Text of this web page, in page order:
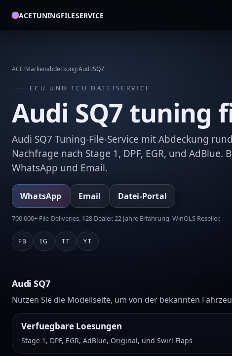
ACETUNINGFILESERVICE
ACE/Markenabdeckung/Audi/SQ7
ECU UND TCU DATEISERVICE
Audi SQ7 tuning
Audi SQ7 Tuning-File-Service mit Abdeckung
Nachfrage nach Stage 1, DPF, EGR, und
WhatsApp und Email.
WhatsApp Email Datei-Portal
700.000+ File-Deliveries. 128 Dealer. 22 Jahre Erfahrung. WinOLS Reseller.
FB IG TT YT
Audi SQ7
Nutzen Sie die Modellseite, um von der bekannten
Verfuegbare Loesungen
Stage 1, DPF, EGR, AdBlue, Original, und Swirl Flaps